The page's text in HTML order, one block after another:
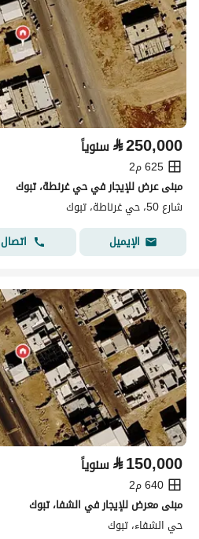
⃁250,000 سنوياً
625 م2
مبنى عرض للإيجار في حي غرنطة، تبوك
شارع 50، حي غرناطة، تبوك
الإيميل
اتصال
⃁150,000 سنوياً
640 م2
مبنى معرض للإيجار في الشفا، تبوك
حي الشفاء، تبوك